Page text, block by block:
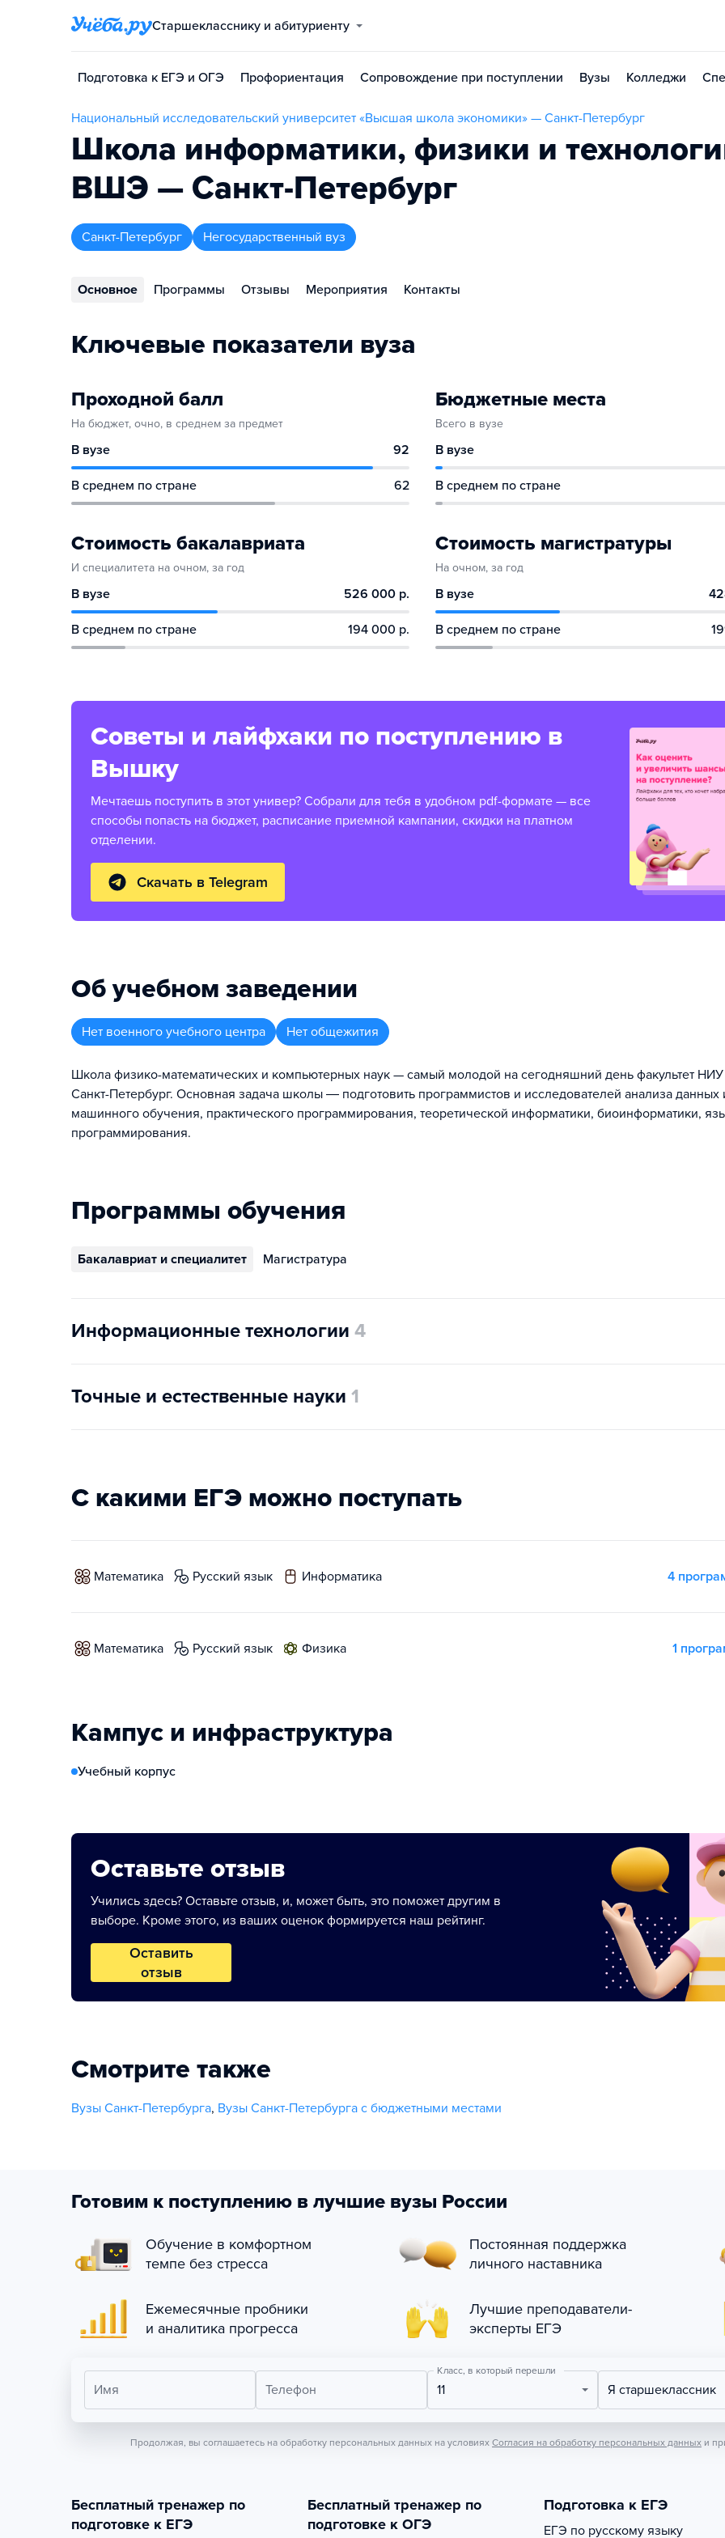
Старшекласснику и абитуриенту
Подготовка к ЕГЭ и ОГЭ Профориентация Сопровождение при поступлении Вузы Колледжи
Национальный исследовательский университет «Высшая школа экономики» — Санкт-Петербург
Школа информатики, физики и
ВШЭ — Санкт-Петербург
Санкт-Петербург Негосударственный вуз
Основное Программы Отзывы Мероприятия Контакты
Ключевые показатели вуза
Проходной балл
На бюджет, очно, в среднем за предмет
В вузе 92
В среднем по стране 62
Бюджетные места
Всего в вузе
В вузе
В среднем по стране
Стоимость бакалавриата
И специалитета на очном, за год
В вузе 526 000 р.
В среднем по стране 194 000 р.
Стоимость магистратуры
На очном, за год
В вузе
В среднем по стране
Советы и лайфхаки по поступлению в
Вышку
Мечтаешь поступить в этот универ? Собрали для тебя в удобном pdf-формате — все
способы попасть на бюджет, расписание приемной кампании, скидки на платном
отделении.
Скачать в Telegram
Об учебном заведении
Нет военного учебного центра Нет общежития
Школа физико-математических и компьютерных наук — самый молодой на сегодняшний день факультет
Санкт-Петербург. Основная задача школы ― подготовить программистов и исследователей анализа данных
машинного обучения, практического программирования, теоретической информатики, биоинформатики,
программирования.
Программы обучения
Бакалавриат и специалитет Магистратура
Информационные технологии 4
Точные и естественные науки 1
С какими ЕГЭ можно поступать
математика русский язык информатика 4
математика русский язык физика 1
Кампус и инфраструктура
Учебный корпус
Оставьте отзыв
Учились здесь? Оставьте отзыв, и, может быть, это поможет другим в
выборе. Кроме этого, из ваших оценок формируется наш рейтинг.
Оставить
отзыв
Смотрите также
Вузы Санкт-Петербурга, Вузы Санкт-Петербурга с бюджетными местами
Готовим к поступлению в лучшие вузы России
Обучение в комфортном
темпе без стресса
Постоянная поддержка
личного наставника
Ежемесячные пробники
и аналитика прогресса
Лучшие преподаватели-
эксперты ЕГЭ
Имя Телефон
Класс, в который перешли
11 Я старшеклассник
Продолжая, вы соглашаетесь на обработку персональных данных на условиях Согласия на обработку персональных данных и
Бесплатный тренажер по
подготовке к ЕГЭ
Бесплатный тренажер по
подготовке к ОГЭ
Подготовка к ЕГЭ
ЕГЭ по русскому языку